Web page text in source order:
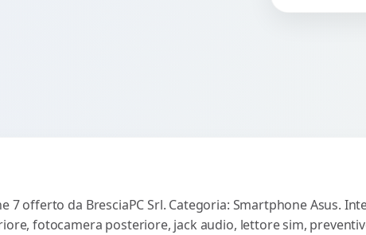
7 offerto da BresciaPC Srl. Categoria: Smartphone Asus.
fotocamera posteriore, jack audio, lettore sim,